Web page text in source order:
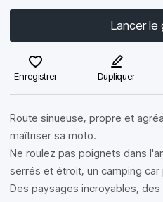
Lancer le
Enregistrer Dupliquer
Route sinueuse, propre et
maîtriser sa moto.
Ne roulez pas poignets dans
serrés et étroit, un camping
Des paysages incroyables,